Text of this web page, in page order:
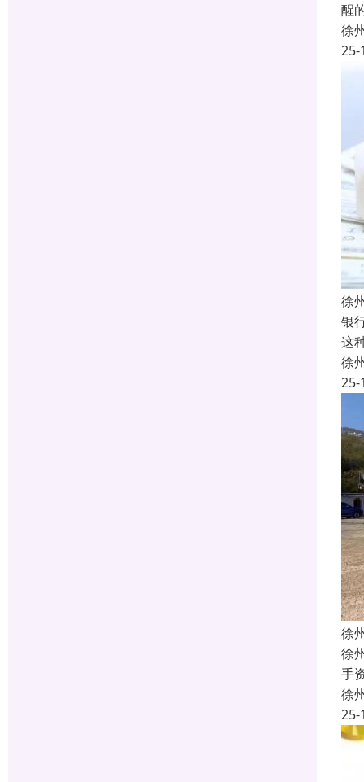
醒
徐
25-
徐
银
这
徐
25-
徐
徐
手
徐
25-